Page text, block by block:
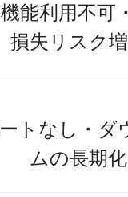
能利用不可
損失リスク
トなし・ダ
ムの長期化